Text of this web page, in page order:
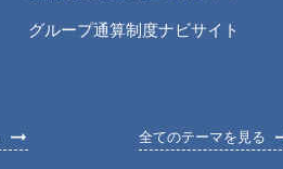
グループ通算制度ナビサイト
全てのテーマを見る